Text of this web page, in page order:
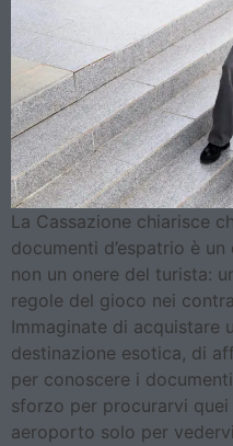
La Cassazione chiarisce
documenti d’espatrio è
non un onere del turista:
regole del gioco nei
Immaginate di acquistare
destinazione esotica, di
per conoscere i
sforzo per procurarvi
aeroporto solo per